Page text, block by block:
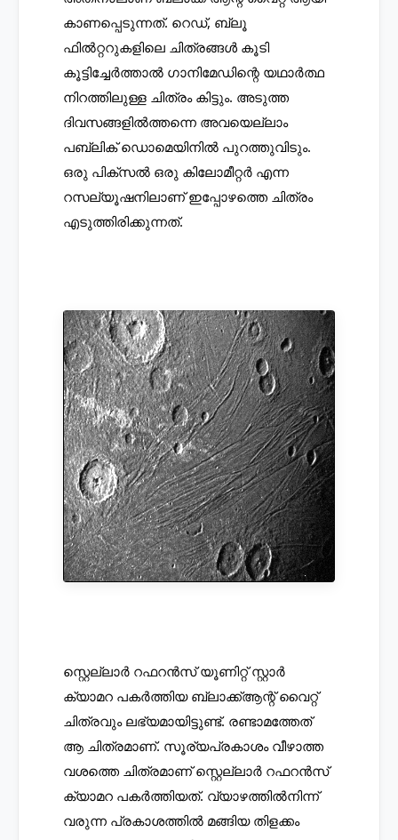
കാണപ്പെടുന്നത്. റെഡ്, ബ്ലൂ
ഫിൽറ്ററുകളിലെ ചിത്രങ്ങൾ കൂടി
കൂട്ടിച്ചേർത്താൽ ഗാനിമേഡിന്റെ യഥാർത്ഥ
നിറത്തിലുള്ള ചിത്രം കിട്ടും. അടുത്ത
ദിവസങ്ങളിൽത്തന്നെ അവയെല്ലാം
പബ്ലിക് ഡൊമെയിനിൽ പുറത്തുവിടും.
ഒരു പിക്സൽ ഒരു കിലോമീറ്റർ എന്ന
റസല്യൂഷനിലാണ് ഇപ്പോഴത്തെ ചിത്രം
എടുത്തിരിക്കുന്നത്.
സ്റ്റെല്ലാർ റഫറൻസ് യൂണിറ്റ് സ്റ്റാർ
ക്യാമറ പകർത്തിയ ബ്ലാക്ക്ആന്റ് വൈറ്റ്
ചിത്രവും ലഭ്യമായിട്ടുണ്ട്. രണ്ടാമത്തേത്
ആ ചിത്രമാണ്. സൂര്യപ്രകാശം വീഴാത്ത
വശത്തെ ചിത്രമാണ് സ്റ്റെല്ലാർ റഫറൻസ്
ക്യാമറ പകർത്തിയത്. വ്യാഴത്തിൽനിന്ന്
വരുന്ന പ്രകാശത്തിൽ മങ്ങിയ തിളക്കം